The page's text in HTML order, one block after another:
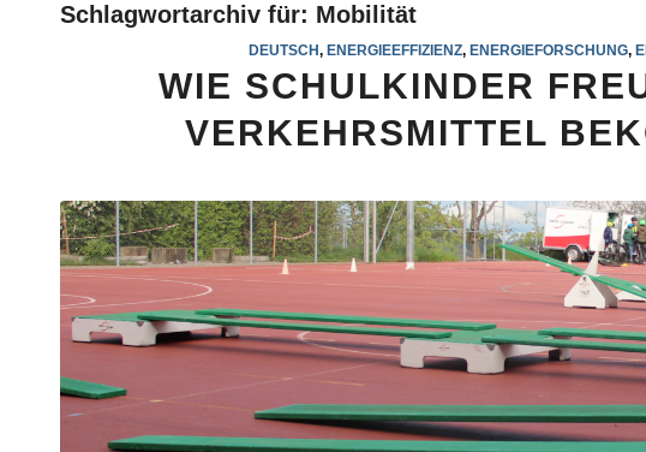
Schlagwortarchiv für: Mobilität
DEUTSCH, ENERGIEEFFIZIENZ, ENERGIEFORSCHUNG,
WIE SCHULKINDER
VERKEHRSMITTEL